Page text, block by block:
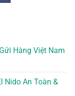
Hàng Việt Nam
Nido An Toàn &